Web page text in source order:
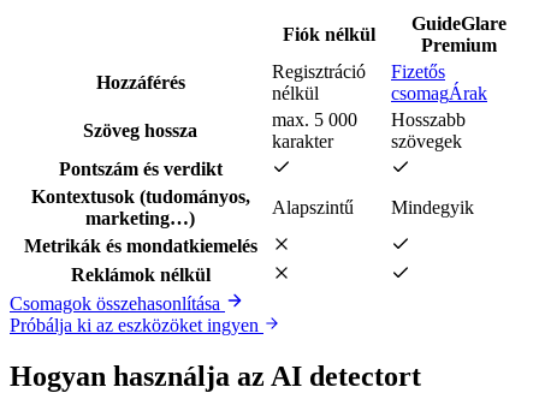
Fiók nélkül
GuideGlare
Premium
Hozzáférés
Regisztráció
nélkül
Fizetős
csomagÁrak
Szöveg hossza
max. 5 000
karakter
Hosszabb
szövegek
Pontszám és verdikt
Kontextusok (tudományos,
marketing…)
Alapszintű
Mindegyik
Metrikák és mondatkiemelés
Reklámok nélkül
Csomagok összehasonlítása
Próbálja ki az eszközöket ingyen
Hogyan használja az AI detectort